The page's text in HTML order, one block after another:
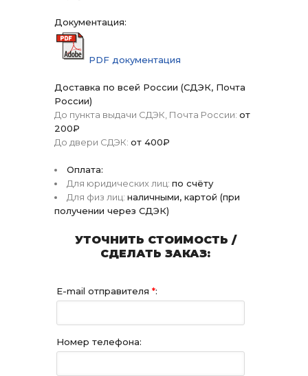
Документация:
PDF документация
Доставка по всей России (СДЭК, Почта
России)
До пункта выдачи СДЭК, Почта России: от
200₽
До двери СДЭК: от 400₽
Оплата:
Для юридических лиц: по счёту
Для физ лиц: наличными, картой (при
получении через СДЭК)
УТОЧНИТЬ СТОИМОСТЬ /
СДЕЛАТЬ ЗАКАЗ:
E-mail отправителя *:
Номер телефона: